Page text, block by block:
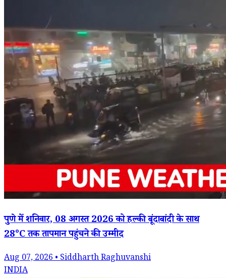
पुणे में शनिवार, 08 अगस्त 2026 को हल्की बूंदाबांदी के साथ
28°C तक तापमान पहुंचने की उम्मीद
Aug 07, 2026 • Siddharth Raghuvanshi
INDIA